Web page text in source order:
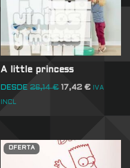
A little princess
DESDE 26,14€ 17,42€ IVA
INCL
OFERTA